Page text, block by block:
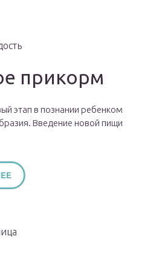
прикорм
этап в познании ребенком
Введение новой пищи